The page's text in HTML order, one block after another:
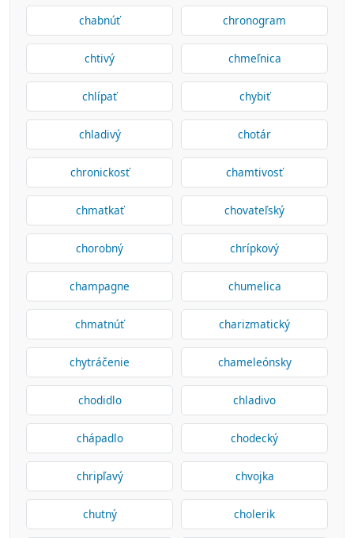
chabnúť chronogram
chtivý chmeľnica
chlípať chybiť
chladivý chotár
chronickosť chamtivosť
chmatkať chovateľský
chorobný chrípkový
champagne chumelica
chmatnúť charizmatický
chytráčenie chameleónsky
chodidlo chladivo
chápadlo chodecký
chripľavý chvojka
chutný cholerik